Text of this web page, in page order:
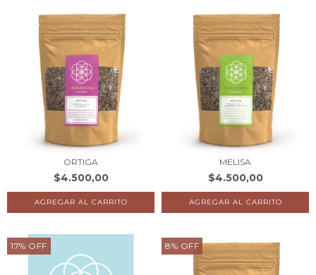
ORTIGA
$4.500,00
MELISA
$4.500,00
17% OFF 8% OFF